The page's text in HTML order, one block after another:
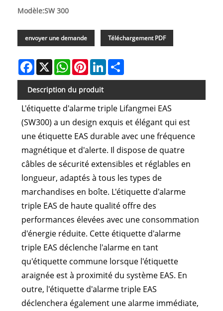
Modèle:SW 300
envoyer une demande Téléchargement PDF
Facebook
X WhatsAppPinterestLinkedIn
Description du produit
L'étiquette d'alarme triple Lifangmei EAS
(SW300) a un design exquis et élégant qui est
une étiquette EAS durable avec une fréquence
magnétique et d'alerte. Il dispose de quatre
câbles de sécurité extensibles et réglables en
longueur, adaptés à tous les types de
marchandises en boîte. L'étiquette d'alarme
triple EAS de haute qualité offre des
performances élevées avec une consommation
d'énergie réduite. Cette étiquette d'alarme
triple EAS déclenche l'alarme en tant
qu'étiquette commune lorsque l'étiquette
araignée est à proximité du système EAS. En
outre, l'étiquette d'alarme triple EAS
déclenchera également une alarme immédiate,